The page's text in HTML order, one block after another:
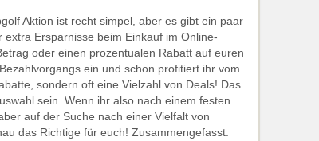
Aktion ist recht simpel, aber es gibt ein paar
Ersparnisse beim Einkauf im Online-
oder einen prozentualen Rabatt auf euren
ein und schon profitiert ihr vom
sondern oft eine Vielzahl von Deals! Das
sein. Wenn ihr also nach einem festen
auf der Suche nach einer Vielfalt von
das Richtige für euch! Zusammengefasst: